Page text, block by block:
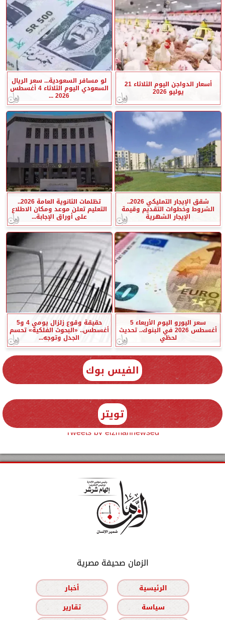
أسعار الدواجن اليوم الثلاثاء 21
يوليو 2026
لو مسافر السعودية... سعر الريال
السعودي اليوم الثلاثاء 4 أغسطس
2026 ...
شقق الإيجار التمليكي 2026..
الشروط وخطوات التقديم وقيمة
الإيجار الشهرية
تظلمات الثانوية العامة 2026..
التعليم تعلن موعد ومكان الاطلاع
على أوراق الإجابة...
سعر اليورو اليوم الأربعاء 5
أغسطس 2026 في البنوك.. تحديث
لحظي
حقيقة وقوع زلزال يومي 4 و5
أغسطس.. «البحوث الفلكية» تحسم
الجدل وتوجه...
الفيس بوك
تويتر
Tweets by elzmannewseg
الزمان صحيفة مصرية
الرئيسية
أخبار
سياسة
تقارير